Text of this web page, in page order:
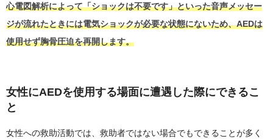
心電図解析によって「ショックは不要です」といった音声メッセー
ジが流れたときには電気ショックが必要な状態にないため、AEDは
使用せず胸骨圧迫を再開します。
女性にAEDを使用する場面に遭遇した際にできるこ
と
女性への救助活動では、救助者ではない場合でもできることが多く